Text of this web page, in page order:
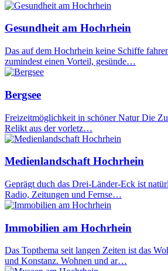
Gesundheit am Hochrhein
Das auf dem Hochrhein keine Schiffe
zumindest einen Vorteil, gesünde…
Bergsee
Freizeitmöglichkeit in schöner Natur Die
Relikt aus der vorletz…
Medienlandschaft Hochrhein
Geprägt duch das Drei-Länder-Eck ist
Radio, Zeitungen und Fernse…
Immobilien am Hochrhein
Das Topthema seit langen Zeiten ist das
und Konstanz. Wohnen und ar…